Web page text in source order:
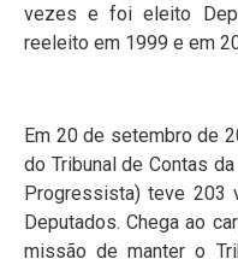
vezes e foi eleito
reeleito em 1999 e em
Em 20 de setembro de
do Tribunal de Contas
Progressista) teve 203
Deputados. Chega ao
missão de manter o